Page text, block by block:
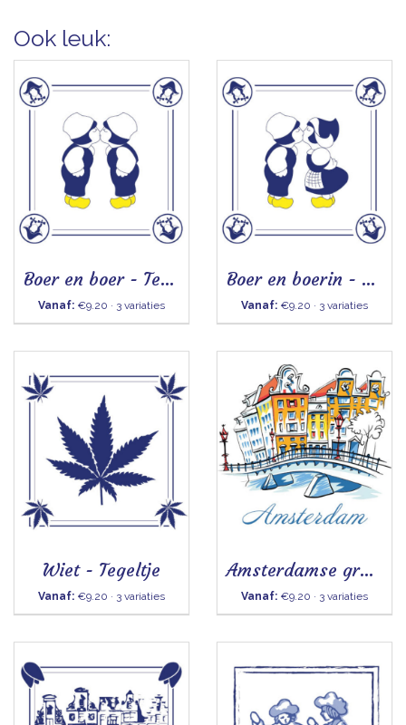
Ook leuk:
Boer en boer - Tegeltje
Vanaf: €9.20 · 3 variaties
Boer en boerin - Tegeltje
Vanaf: €9.20 · 3 variaties
Wiet - Tegeltje
Vanaf: €9.20 · 3 variaties
Amsterdamse grachten - Tegeltje
Vanaf: €9.20 · 3 variaties